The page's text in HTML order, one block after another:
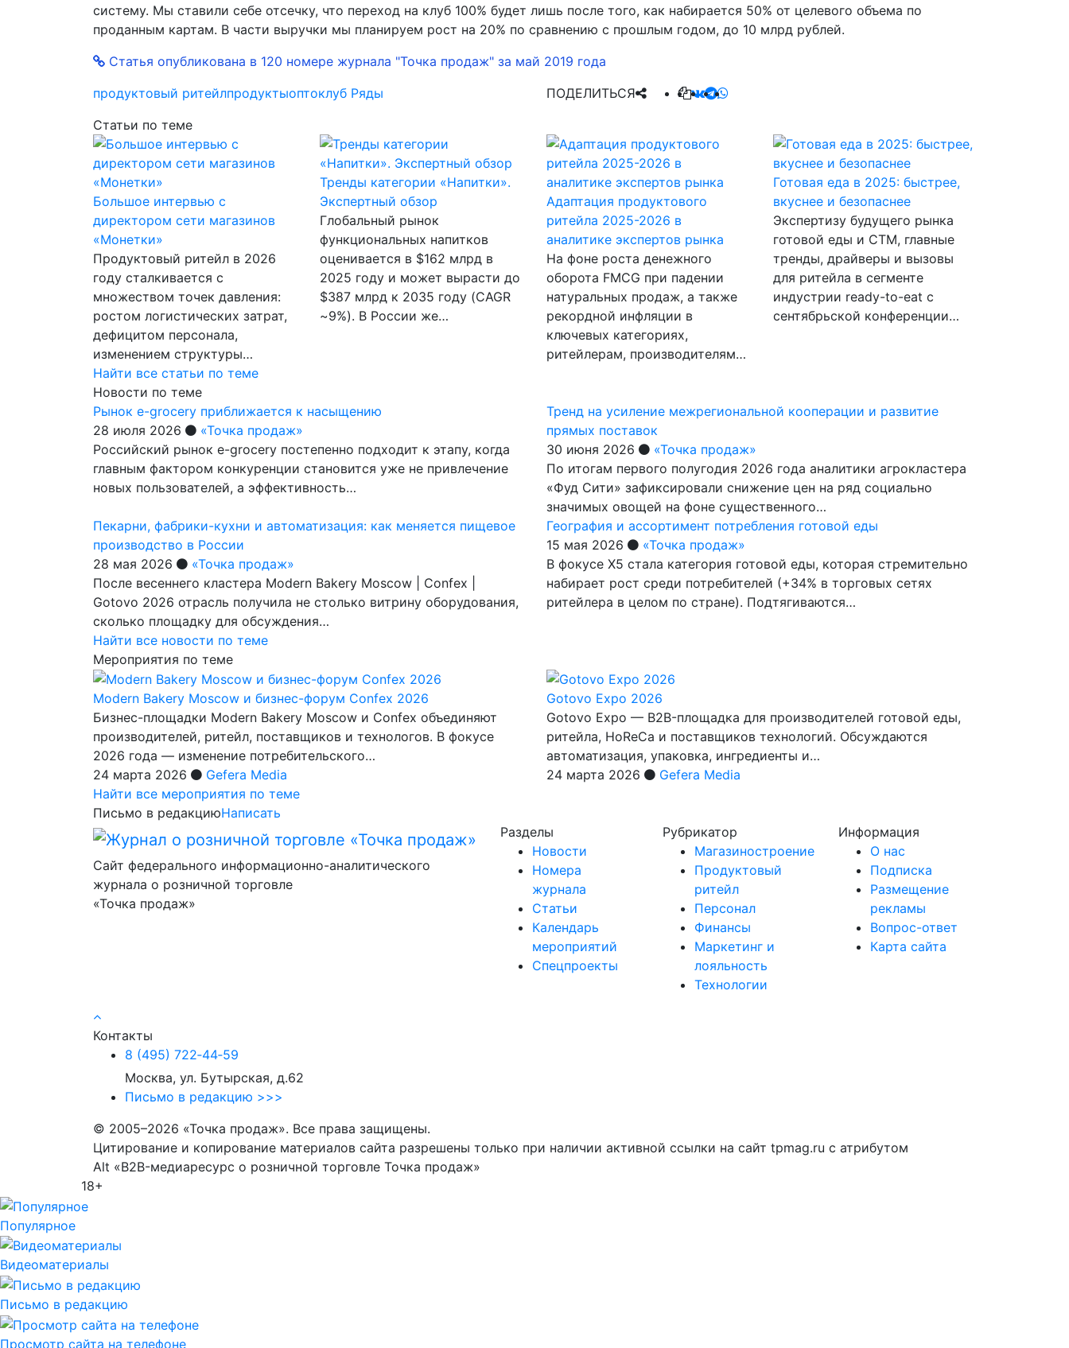
систему. Мы ставили себе отсечку, что переход на клуб 100% будет лишь после того, как набирается 50% от целевого объема по
проданным картам. В части выручки мы планируем рост на 20% по сравнению с прошлым годом, до 10 млрд рублей.
Статья опубликована в 120 номере журнала "Точка продаж" за май 2019 года
продуктовый ритейлпродуктыоптоклуб Ряды
ПОДЕЛИТЬСЯ
Статьи по теме
Большое интервью с
директором сети магазинов
«Монетки»
Продуктовый ритейл в 2026
году сталкивается с
множеством точек давления:
ростом логистических затрат,
дефицитом персонала,
изменением структуры…
Тренды категории «Напитки».
Экспертный обзор
Глобальный рынок
функциональных напитков
оценивается в $162 млрд в
2025 году и может вырасти до
$387 млрд к 2035 году (CAGR
~9%). В России же…
Адаптация продуктового
ритейла 2025-2026 в
аналитике экспертов рынка
На фоне роста денежного
оборота FMCG при падении
натуральных продаж, а также
рекордной инфляции в
ключевых категориях,
ритейлерам, производителям…
Готовая еда в 2025: быстрее,
вкуснее и безопаснее
Экспертизу будущего рынка
готовой еды и СТМ, главные
тренды, драйверы и вызовы
для ритейла в сегменте
индустрии ready-to-eat с
сентябрьской конференции…
Найти все статьи по теме
Новости по теме
Рынок e-grocery приближается к насыщению
28 июля 2026
«Точка продаж»
Российский рынок e-grocery постепенно подходит к этапу, когда
главным фактором конкуренции становится уже не привлечение
новых пользователей, а эффективность…
Тренд на усиление межрегиональной кооперации и развитие
прямых поставок
30 июня 2026
«Точка продаж»
По итогам первого полугодия 2026 года аналитики агрокластера
«Фуд Сити» зафиксировали снижение цен на ряд социально
значимых овощей на фоне существенного…
Пекарни, фабрики-кухни и автоматизация: как меняется пищевое
производство в России
28 мая 2026
«Точка продаж»
После весеннего кластера Modern Bakery Moscow | Confex |
Gotovo 2026 отрасль получила не столько витрину оборудования,
сколько площадку для обсуждения…
География и ассортимент потребления готовой еды
15 мая 2026
«Точка продаж»
В фокусе X5 стала категория готовой еды, которая стремительно
набирает рост среди потребителей (+34% в торговых сетях
ритейлера в целом по стране). Подтягиваются…
Найти все новости по теме
Мероприятия по теме
Modern Bakery Moscow и бизнес-форум Confex 2026
Бизнес-площадки Modern Bakery Moscow и Confex объединяют
производителей, ритейл, поставщиков и технологов. В фокусе
2026 года — изменение потребительского…
24 марта 2026
Gefera Media
Gotovo Expo 2026
Gotovo Expo — B2B-площадка для производителей готовой еды,
ритейла, HoReCa и поставщиков технологий. Обсуждаются
автоматизация, упаковка, ингредиенты и…
24 марта 2026
Gefera Media
Найти все мероприятия по теме
Письмо в редакциюНаписать
Сайт федерального информационно-аналитического
журнала о розничной торговле
«Точка продаж»
Разделы
Новости
Номера
журнала
Статьи
Календарь
мероприятий
Спецпроекты
Рубрикатор
Магазиностроение
Продуктовый
ритейл
Персонал
Финансы
Маркетинг и
лояльность
Технологии
Информация
О нас
Подписка
Размещение
рекламы
Вопрос-ответ
Карта сайта
Контакты
8 (495) 722‑44‑59
Москва, ул. Бутырская, д.62
Письмо в редакцию >>>
© 2005–2026 «Точка продаж». Все права защищены.
Цитирование и копирование материалов сайта разрешены только при наличии активной ссылки на сайт tpmag.ru с атрибутом
Alt «B2B-медиаресурс о розничной торговле Точка продаж»
18+
Популярное
Видеоматериалы
Письмо в редакцию
Просмотр сайта на телефоне